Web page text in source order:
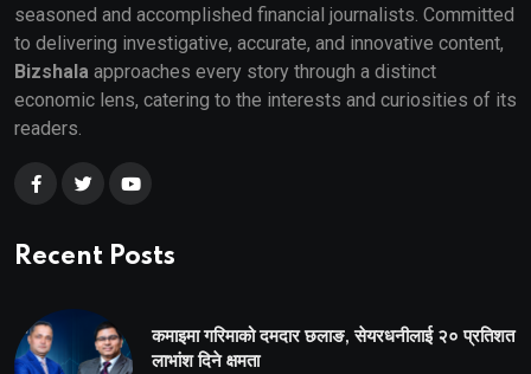
seasoned and accomplished financial journalists. Committed
to delivering investigative, accurate, and innovative content,
Bizshala approaches every story through a distinct
economic lens, catering to the interests and curiosities of its
readers.
Recent Posts
कमाइमा गरिमाको दमदार छलाङ, सेयरधनीलाई २० प्रतिशत
लाभांश दिने क्षमता